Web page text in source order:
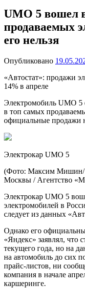
UMO 5 вошел
продаваемых
его нельзя
Опубликовано
«Автостат»: продажи
14% в апреле
Электромобиль UMO 5
в топ самых
официальные продажи
Электрокар UMO 5
(Фото: Максим Мишин/
Москвы / Агентство
Электрокар UMO 5
электромобилей в
следует из данных
Однако его
«Яндекс» заявлял, что
текущего года, но на
на автомобиль до сих
прайс-листов, ни
компания в начале
каршеринге.